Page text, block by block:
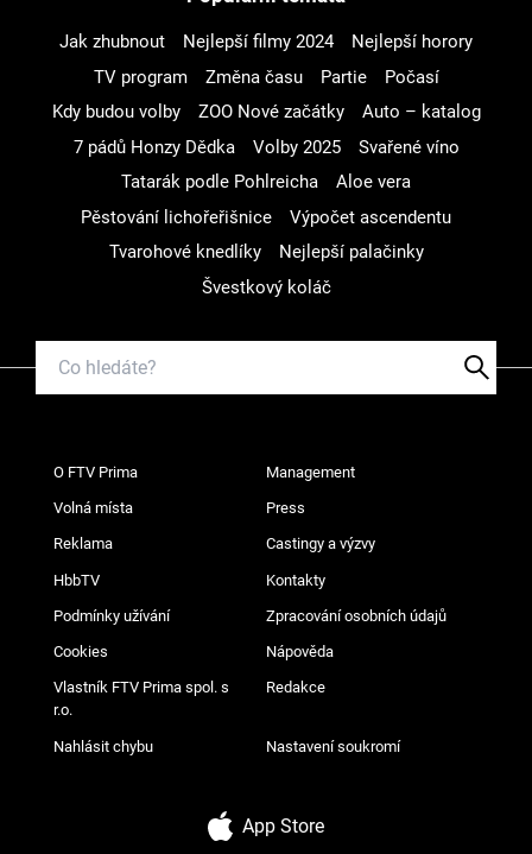
Jak zhubnout Nejlepší filmy 2024
Nejlepší horory
TV program
Změna času Partie
Počasí
Kdy budou volby
ZOO Nové začátky
Auto – katalog
7 pádů Honzy Dědka
Volby 2025
Svařené víno
Tatarák podle Pohlreicha
Aloe vera
Pěstování lichořeřišnice
Výpočet ascendentu
Tvarohové knedlíky
Nejlepší palačinky
Švestkový koláč
O FTV Prima Management
Volná místa Press
Reklama Castingy a výzvy
HbbTV Kontakty
Podmínky užívání Zpracování osobních údajů
Cookies Nápověda
Vlastník FTV Prima spol. s
r.o.
Redakce
Nahlásit chybu Nastavení soukromí
App Store